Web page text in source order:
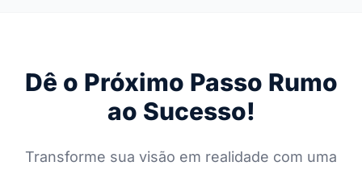
Dê o Próximo Passo Rumo
ao Sucesso!
Transforme sua visão em realidade com uma